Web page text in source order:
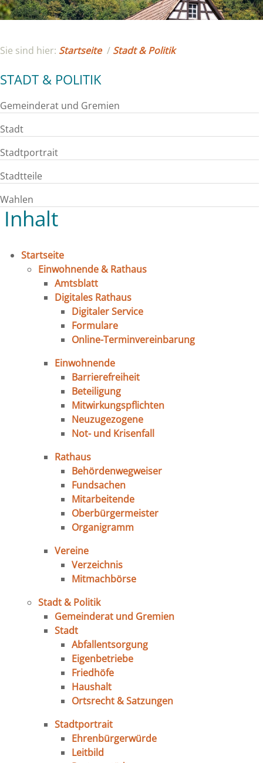
Sie sind hier: Startseite / Stadt & Politik
STADT & POLITIK
Gemeinderat und Gremien
Stadt
Stadtportrait
Stadtteile
Wahlen
Inhalt
Startseite
Einwohnende & Rathaus
Amtsblatt
Digitales Rathaus
Digitaler Service
Formulare
Online-Terminvereinbarung
Einwohnende
Barrierefreiheit
Beteiligung
Mitwirkungspflichten
Neuzugezogene
Not- und Krisenfall
Rathaus
Behördenwegweiser
Fundsachen
Mitarbeitende
Oberbürgermeister
Organigramm
Vereine
Verzeichnis
Mitmachbörse
Stadt & Politik
Gemeinderat und Gremien
Stadt
Abfallentsorgung
Eigenbetriebe
Friedhöfe
Haushalt
Ortsrecht & Satzungen
Stadtportrait
Ehrenbürgerwürde
Leitbild